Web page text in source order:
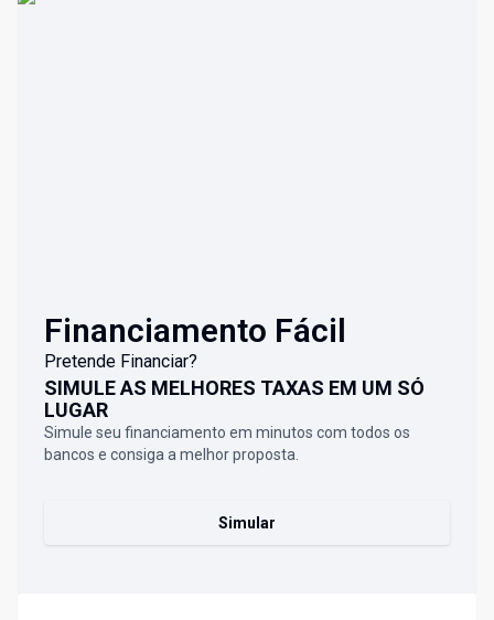
Financiamento Fácil
Pretende Financiar?
SIMULE AS MELHORES TAXAS EM UM SÓ
LUGAR
Simule seu financiamento em minutos com todos os
bancos e consiga a melhor proposta.
Simular